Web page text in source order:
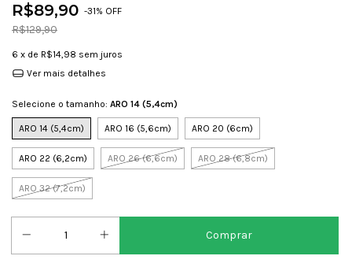
R$89,90 -31% OFF
R$129,90
6 x de R$14,98 sem juros
Ver mais detalhes
Selecione o tamanho: ARO 14 (5,4cm)
ARO 14 (5,4cm) ARO 16 (5,6cm) ARO 20 (6cm)
ARO 22 (6,2cm) ARO 26 (6,6cm) ARO 28 (6,8cm)
ARO 32 (7,2cm)